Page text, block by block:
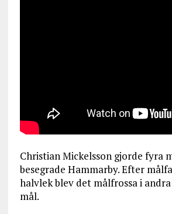
Christian Mickelsson gjorde fyra
besegrade Hammarby. Efter
halvlek blev det målfrossa i
mål.